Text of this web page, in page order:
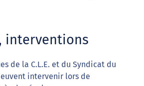
interventions
de la C.L.E. et du Syndicat du
intervenir lors de